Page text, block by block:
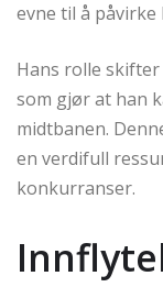
evne til å påvirke
Hans rolle
som gjør at han
midtbanen.
en verdifull
konkurranser.